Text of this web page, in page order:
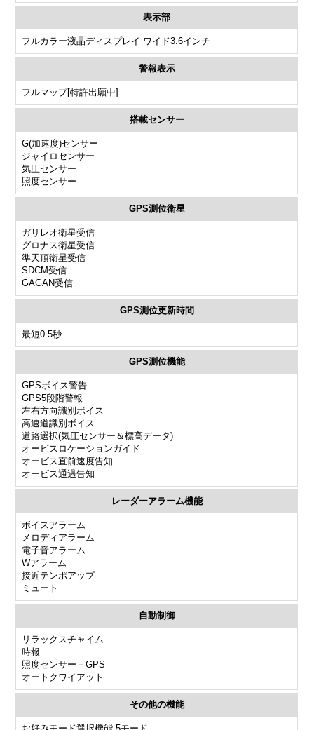
表示部
フルカラー液晶ディスプレイ ワイド3.6インチ
警報表示
フルマップ[特許出願中]
搭載センサー
G(加速度)センサー
ジャイロセンサー
気圧センサー
照度センサー
GPS測位衛星
ガリレオ衛星受信
グロナス衛星受信
準天頂衛星受信
SDCM受信
GAGAN受信
GPS測位更新時間
最短0.5秒
GPS測位機能
GPSボイス警告
GPS5段階警報
左右方向識別ボイス
高速道識別ボイス
道路選択(気圧センサー＆標高データ)
オービスロケーションガイド
オービス直前速度告知
オービス通過告知
レーダーアラーム機能
ボイスアラーム
メロディアラーム
電子音アラーム
Wアラーム
接近テンポアップ
ミュート
自動制御
リラックスチャイム
時報
照度センサー＋GPS
オートクワイアット
その他の機能